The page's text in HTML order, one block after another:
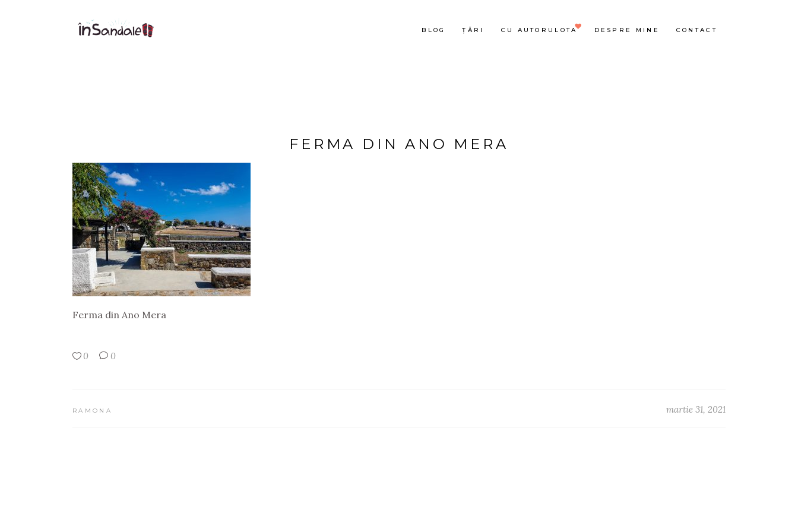
BLOG ȚĂRI CU AUTORULOTA DESPRE MINE CONTACT
FERMA DIN ANO MERA
Ferma din Ano Mera
0 0
RAMONA martie 31, 2021